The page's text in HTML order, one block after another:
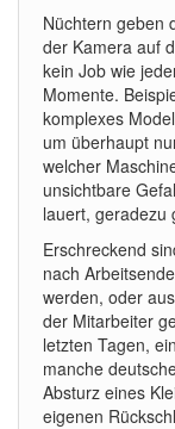
Nüchtern geben
der Kamera auf
kein Job wie
Momente.
komplexes
um überhaupt
welcher
unsichtbare
lauert, geradezu
Erschreckend
nach
werden, oder
der Mitarbeiter
letzten Tagen,
manche
Absturz eines
eigenen